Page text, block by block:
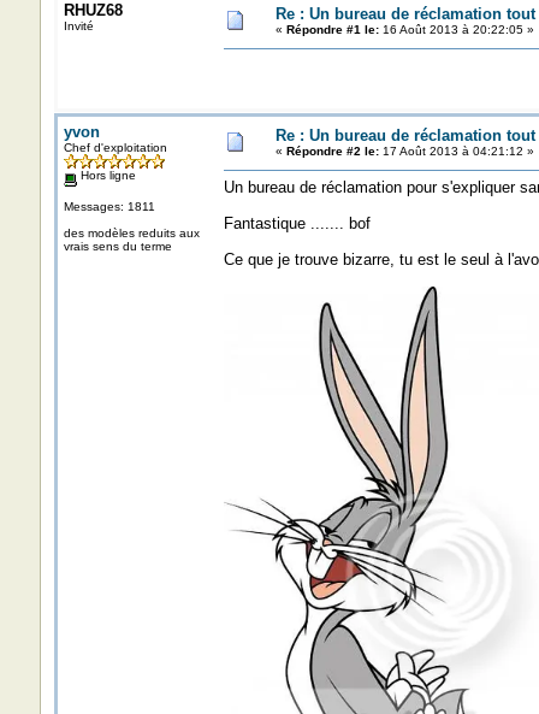
RHUZ68
Invité
Re : Un bureau de réclamation
« Répondre #1 le:16 Août 2013 à 20:22:05 »
yvon
Chef d'exploitation
Hors ligne
Messages: 1811
des modèles reduits aux
vrais sens du terme
Re : Un bureau de réclamation
« Répondre #2 le:17 Août 2013 à 04:21:12 »
Un bureau de réclamation pour s'expliquer
Fantastique ....... bof
Ce que je trouve bizarre, tu est le seul à